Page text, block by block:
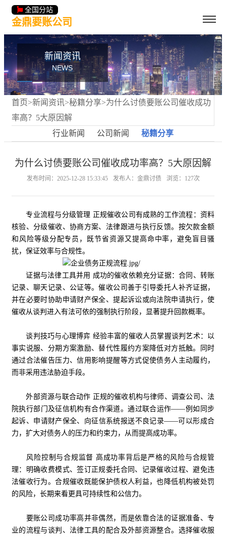
全国分站
金鼎要账公司
新闻资讯
NEWS
首页>新闻资讯>秘籍分享>为什么讨债要账公司催收成功
率高？5大原因解
行业新闻
公司新闻 秘籍分享
为什么讨债要账公司催收成功率高？5大原因解
发布时间：2025-12-28 15:33:45 发布人：金鼎讨债 浏览：127次
专业流程与分级管理 正规催收公司有成熟的工作流程：资料
核验、分级催收、协商方案、法律跟进与执行反馈。按欠款金额
和风险等级分配专员，既节省资源又提高命中率，避免盲目骚
扰，保证效率与合规性。
证据与法律工具并用 成功的催收依赖充分证据：合同、转账
记录、聊天记录、公证等。催收公司善于引导委托人补齐证据，
并在必要时协助申请财产保全、提起诉讼或向法院申请执行，使
催收从谈判进入有法可依的强制执行阶段，显著提升回款概率。
谈判技巧与心理博弈 经验丰富的催收人员掌握谈判艺术：以
事实说服、分期方案激励、替代性履约方案降低对方抵触。同时
通过合法催告压力、信用影响提醒等方式促使债务人主动履约，
而非采用违法胁迫手段。
外部资源与联合动作 正规的催收机构与律师、调查公司、法
院执行部门及征信机构有合作渠道。通过联合运作——例如同步
起诉、申请财产保全、向征信系统报送不良记录——可以形成合
力，扩大对债务人的压力和约束力，从而提高成功率。
风险控制与合规监督 高成功率背后是严格的风险与合规管
理：明确收费模式、签订正规委托合同、记录催收过程、避免违
法催收行为。合规催收既能保护债权人利益，也降低机构被处罚
的风险，长期来看更具可持续性和公信力。
要账公司成功率高并非偶然，而是依靠合法的证据准备、专
业的流程与谈判、法律工具的配合及外部资源整合。选择催收服